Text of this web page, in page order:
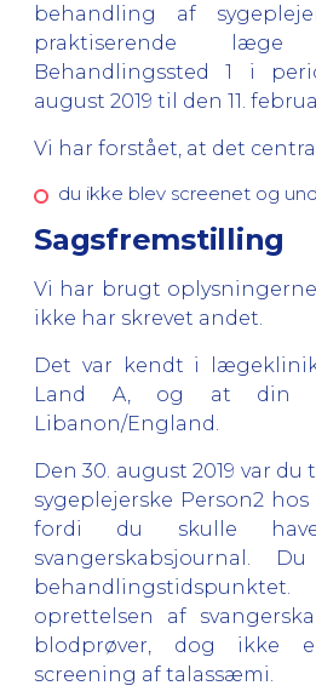
behandling af
praktiserende
Behandlingssted 1 i
august 2019 til den 11.
Vi har forstået, at det
du ikke blev screenet og
Sagsfremstilling
Vi har brugt
ikke har skrevet andet.
Det var kendt i
Land A, og at din
Libanon/England.
Den 30. august 2019 var
sygeplejerske Person2 hos
fordi du skulle
svangerskabsjournal.
oprettelsen af
blodprøver, dog ikke
screening af talassæmi.